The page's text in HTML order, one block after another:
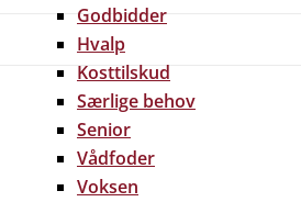
Godbidder
Hvalp
Kosttilskud
Særlige behov
Senior
Vådfoder
Voksen